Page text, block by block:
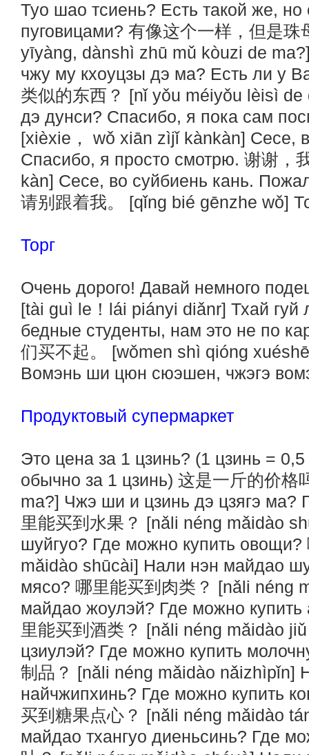
Туо шао тсиень? Есть такой же,
пуговицами? 有像这个一样，但是
yīyàng, dànshì zhū mǔ kòuzi de
чжу му кхоуцзы дэ ма? Есть ли у
类似的东西？ [nǐ yǒu méiyǒu lèisì
дэ дунси? Спасибо, я пока сам
[xièxie， wǒ xiān zìjǐ kànkàn] Сесе,
Спасибо, я просто смотрю. 谢谢，
kàn] Сесе, во суйбиень кань.
请别跟着我。 [qǐng bié gēnzhe wǒ]
Торг
Очень дорого! Давай немного
[tài guì le！lái piányi diǎnr] Тхай
бедные студенты, нам это не по
们买不起。 [wǒmen shì qióng
Вомэнь ши цюн сюэшен, чжэгэ
Продуктовый супермаркет
Это цена за 1 цзинь? (1 цзинь =
обычно за 1 цзинь) 这是一斤的价
ma?] Чжэ ши и цзинь дэ цзягэ ма?
里能买到水果？ [nǎli néng mǎidào
шуйгуо? Где можно купить
mǎidào shūcài] Нали нэн майдао
мясо? 哪里能买到肉类？ [nǎli néng
майдао жоулэй? Где можно
里能买到酒类？ [nǎli néng mǎidào
цзиулэй? Где можно купить
制品？ [nǎli néng mǎidào nǎizhìpǐn]
найчжипхинь? Где можно купить
买到糖果点心？ [nǎli néng mǎidào
майдао тхангуо диеньсинь? Где